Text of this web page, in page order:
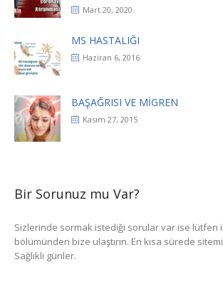
Mart 20, 2020
MS HASTALIĞI
Haziran 6, 2016
BAŞAĞRISI VE MİGREN
Kasım 27, 2015
Bir Sorunuz mu Var?
Sizlerinde sormak istediği sorular var ise lütfen
bölümünden bize ulaştırın. En kısa sürede
Sağlıklı günler.